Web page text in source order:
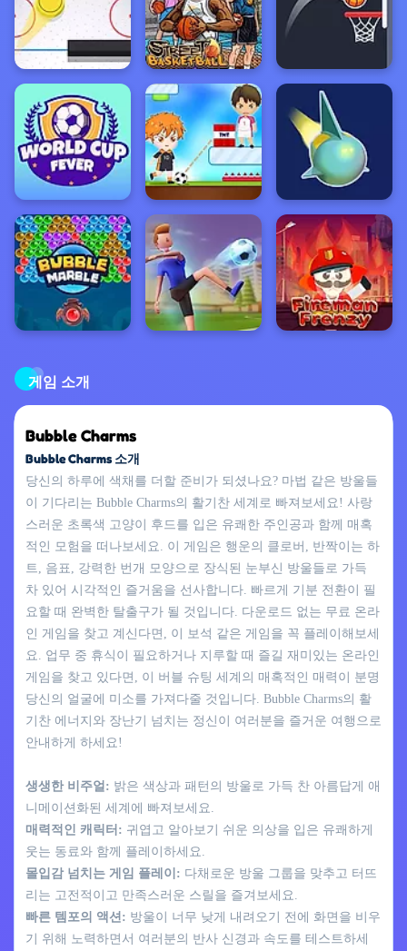
게임 소개
Bubble Charms
Bubble Charms 소개
당신의 하루에 색채를 더할 준비가 되셨나요? 마법 같은 방울들
이 기다리는 Bubble Charms의 활기찬 세계로 빠져보세요! 사랑
스러운 초록색 고양이 후드를 입은 유쾌한 주인공과 함께 매혹
적인 모험을 떠나보세요. 이 게임은 행운의 클로버, 반짝이는 하
트, 음표, 강력한 번개 모양으로 장식된 눈부신 방울들로 가득
차 있어 시각적인 즐거움을 선사합니다. 빠르게 기분 전환이 필
요할 때 완벽한 탈출구가 될 것입니다. 다운로드 없는 무료 온라
인 게임을 찾고 계신다면, 이 보석 같은 게임을 꼭 플레이해보세
요. 업무 중 휴식이 필요하거나 지루할 때 즐길 재미있는 온라인
게임을 찾고 있다면, 이 버블 슈팅 세계의 매혹적인 매력이 분명
당신의 얼굴에 미소를 가져다줄 것입니다. Bubble Charms의 활
기찬 에너지와 장난기 넘치는 정신이 여러분을 즐거운 여행으로
안내하게 하세요!
생생한 비주얼: 밝은 색상과 패턴의 방울로 가득 찬 아름답게 애
니메이션화된 세계에 빠져보세요.
매력적인 캐릭터: 귀엽고 알아보기 쉬운 의상을 입은 유쾌하게
웃는 동료와 함께 플레이하세요.
몰입감 넘치는 게임 플레이: 다채로운 방울 그룹을 맞추고 터뜨
리는 고전적이고 만족스러운 스릴을 즐겨보세요.
빠른 템포의 액션: 방울이 너무 낮게 내려오기 전에 화면을 비우
기 위해 노력하면서 여러분의 반사 신경과 속도를 테스트하세